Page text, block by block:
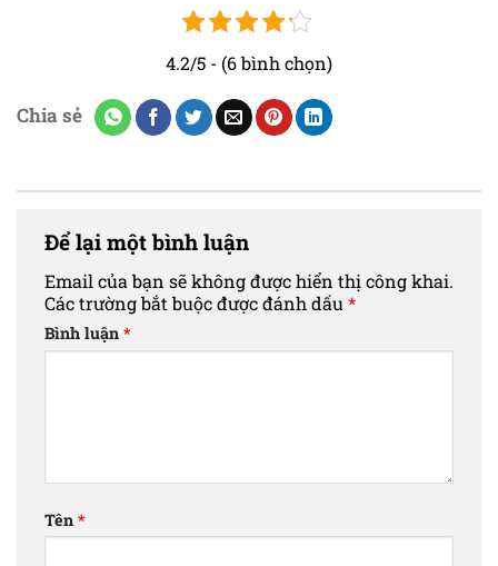
4.2/5 - (6 bình chọn)
Chia sẻ
Để lại một bình luận
Email của bạn sẽ không được hiển thị công khai.
Các trường bắt buộc được đánh dấu *
Bình luận *
Tên *